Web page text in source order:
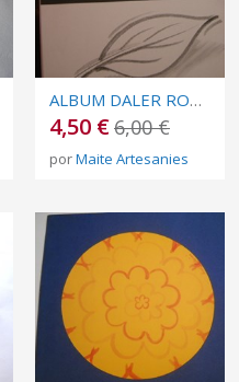
ALBUM DALER ROWNEY A3
4,50 €6,00 €
porMaite Artesanies